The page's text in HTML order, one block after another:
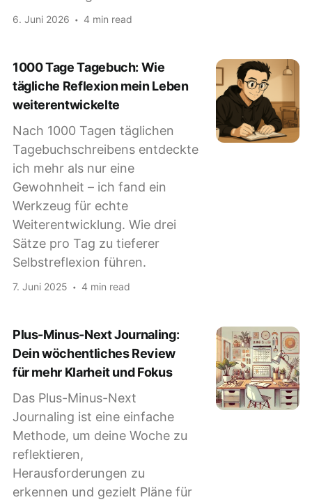
6. Juni 2026 4 min read
1000 Tage Tagebuch: Wie
tägliche Reflexion mein Leben
weiterentwickelte
Nach 1000 Tagen täglichen
Tagebuchschreibens entdeckte
ich mehr als nur eine
Gewohnheit – ich fand ein
Werkzeug für echte
Weiterentwicklung. Wie drei
Sätze pro Tag zu tieferer
Selbstreflexion führen.
7. Juni 2025 4 min read
Plus-Minus-Next Journaling:
Dein wöchentliches Review
für mehr Klarheit und Fokus
Das Plus-Minus-Next
Journaling ist eine einfache
Methode, um deine Woche zu
reflektieren,
Herausforderungen zu
erkennen und gezielt Pläne für